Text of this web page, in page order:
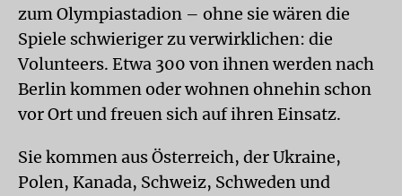
zum Olympiastadion – ohne sie wären die
Spiele schwieriger zu verwirklichen: die
Volunteers. Etwa 300 von ihnen werden nach
Berlin kommen oder wohnen ohnehin schon
vor Ort und freuen sich auf ihren Einsatz.
Sie kommen aus Österreich, der Ukraine,
Polen, Kanada, Schweiz, Schweden und